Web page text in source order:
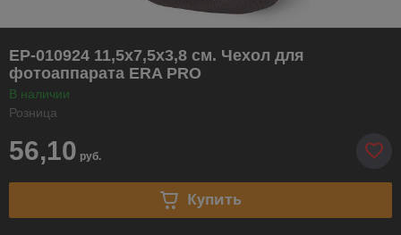
EP-010924 11,5х7,5х3,8 см. Чехол для
фотоаппарата ERA PRO
В наличии
Розница
56,10 руб.
Купить